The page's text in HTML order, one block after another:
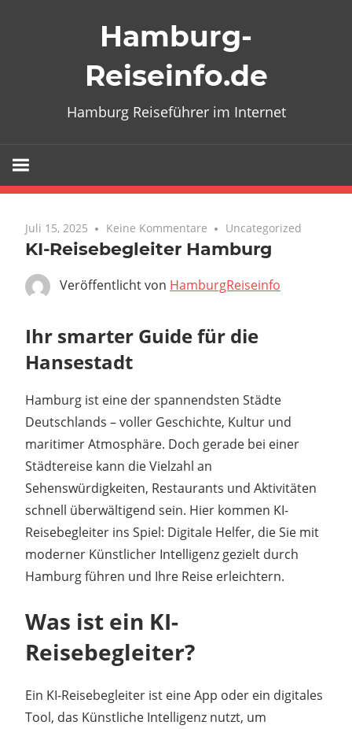
Hamburg-
Reiseinfo.de
Hamburg Reiseführer im Internet
Juli 15, 2025 Keine Kommentare Uncategorized
KI-Reisebegleiter Hamburg
Veröffentlicht von HamburgReiseinfo
Ihr smarter Guide für die
Hansestadt
Hamburg ist eine der spannendsten Städte
Deutschlands – voller Geschichte, Kultur und
maritimer Atmosphäre. Doch gerade bei einer
Städtereise kann die Vielzahl an
Sehenswürdigkeiten, Restaurants und Aktivitäten
schnell überwältigend sein. Hier kommen KI-
Reisebegleiter ins Spiel: Digitale Helfer, die Sie mit
moderner Künstlicher Intelligenz gezielt durch
Hamburg führen und Ihre Reise erleichtern.
Was ist ein KI-
Reisebegleiter?
Ein KI-Reisebegleiter ist eine App oder ein digitales
Tool, das Künstliche Intelligenz nutzt, um